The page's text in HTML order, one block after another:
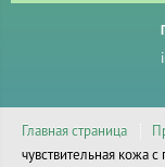
Главная страница
чувствительная кожа